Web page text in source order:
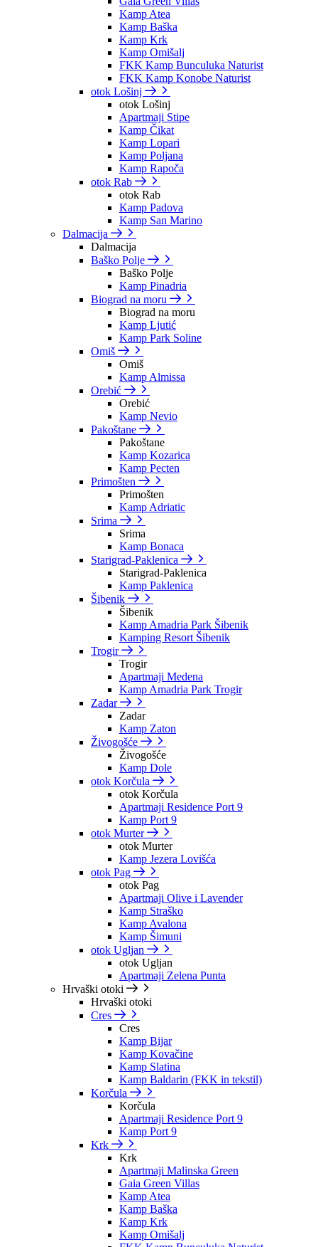
Kamp Atea
Kamp Baška
Kamp Krk
Kamp Omišalj
FKK Kamp Bunculuka Naturist
FKK Kamp Konobe Naturist
otok Lošinj
otok Lošinj
Apartmaji Stipe
Kamp Čikat
Kamp Lopari
Kamp Poljana
Kamp Rapoča
otok Rab
otok Rab
Kamp Padova
Kamp San Marino
Dalmacija
Dalmacija
Baško Polje
Baško Polje
Kamp Pinadria
Biograd na moru
Biograd na moru
Kamp Ljutić
Kamp Park Soline
Omiš
Omiš
Kamp Almissa
Orebić
Orebić
Kamp Nevio
Pakoštane
Pakoštane
Kamp Kozarica
Kamp Pecten
Primošten
Primošten
Kamp Adriatic
Srima
Srima
Kamp Bonaca
Starigrad-Paklenica
Starigrad-Paklenica
Kamp Paklenica
Šibenik
Šibenik
Kamp Amadria Park Šibenik
Kamping Resort Šibenik
Trogir
Trogir
Apartmaji Medena
Kamp Amadria Park Trogir
Zadar
Zadar
Kamp Zaton
Živogošće
Živogošće
Kamp Dole
otok Korčula
otok Korčula
Apartmaji Residence Port 9
Kamp Port 9
otok Murter
otok Murter
Kamp Jezera Lovišća
otok Pag
otok Pag
Apartmaji Olive i Lavender
Kamp Straško
Kamp Avalona
Kamp Šimuni
otok Ugljan
otok Ugljan
Apartmaji Zelena Punta
Hrvaški otoki
Hrvaški otoki
Cres
Cres
Kamp Bijar
Kamp Kovačine
Kamp Slatina
Kamp Baldarin (FKK in tekstil)
Korčula
Korčula
Apartmaji Residence Port 9
Kamp Port 9
Krk
Krk
Apartmaji Malinska Green
Gaia Green Villas
Kamp Atea
Kamp Baška
Kamp Krk
Kamp Omišalj